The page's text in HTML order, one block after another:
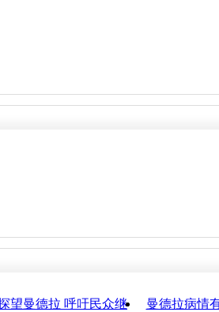
望曼德拉 呼吁民众继
曼德拉病情